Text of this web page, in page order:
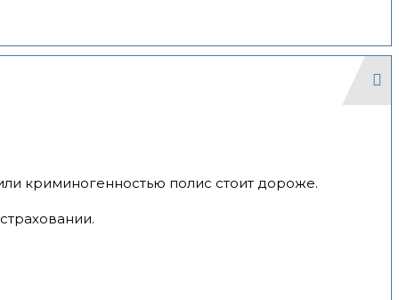
криминогенностью полис стоит дороже.